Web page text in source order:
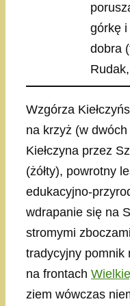
górkę
dobra
Wzgórza
na krzyż (w
Kiełczyna przez
(żółty), powrotny
edukacyjno-
wdrapanie się na
stromymi
tradycyjny pomnik
na frontach
ziem wówczas